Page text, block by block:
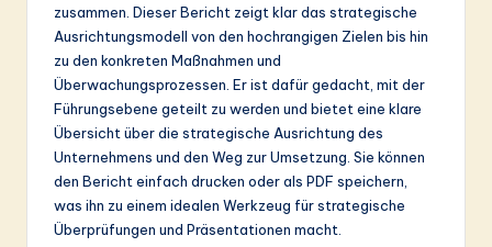
zusammen. Dieser Bericht zeigt klar das strategische
Ausrichtungsmodell von den hochrangigen Zielen bis hin
zu den konkreten Maßnahmen und
Überwachungsprozessen. Er ist dafür gedacht, mit der
Führungsebene geteilt zu werden und bietet eine klare
Übersicht über die strategische Ausrichtung des
Unternehmens und den Weg zur Umsetzung. Sie können
den Bericht einfach drucken oder als PDF speichern,
was ihn zu einem idealen Werkzeug für strategische
Überprüfungen und Präsentationen macht.